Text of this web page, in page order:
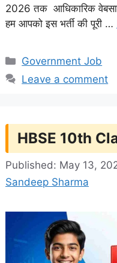
2026 तक आधिकारिक
हम आपको इस भर्ती की पूरी …
Categories
Government Job
Leave a comment
HBSE 10th
Published: May 13,
Sandeep Sharma